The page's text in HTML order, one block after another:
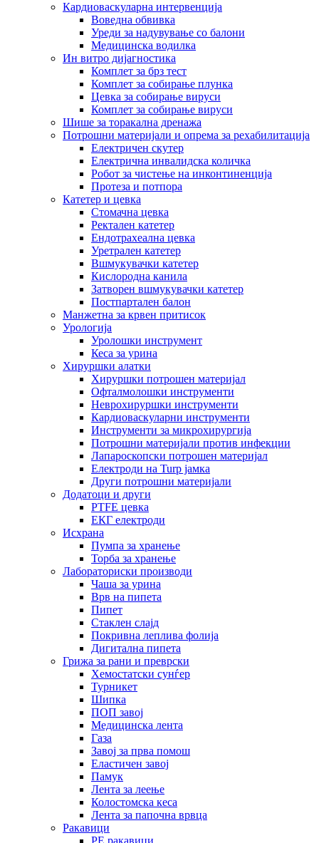
Кардиоваскуларна интервенција
Воведна обвивка
Уреди за надувување со балони
Медицинска водилка
Ин витро дијагностика
Комплет за брз тест
Комплет за собирање плунка
Цевка за собирање вируси
Комплет за собирање вируси
Шише за торакална дренажа
Потрошни материјали и опрема за рехабилитација
Електричен скутер
Електрична инвалидска количка
Робот за чистење на инконтиненција
Протеза и потпора
Катетер и цевка
Стомачна цевка
Ректален катетер
Ендотрахеална цевка
Уретрален катетер
Вшмукувачки катетер
Кислородна канила
Затворен вшмукувачки катетер
Постпартален балон
Манжетна за крвен притисок
Урологија
Уролошки инструмент
Кеса за урина
Хируршки алатки
Хируршки потрошен материјал
Офталмолошки инструменти
Неврохируршки инструменти
Кардиоваскуларни инструменти
Инструменти за микрохирургија
Потрошни материјали против инфекции
Лапароскопски потрошен материјал
Електроди на Turp јамка
Други потрошни материјали
Додатоци и други
PTFE цевка
ЕКГ електроди
Исхрана
Пумпа за хранење
Торба за хранење
Лабораториски производи
Чаша за урина
Врв на пипета
Пипет
Стаклен слајд
Покривна леплива фолија
Дигитална пипета
Грижа за рани и преврски
Хемостатски сунѓер
Турникет
Шипка
ПОП завој
Медицинска лента
Газа
Завој за прва помош
Еластичен завој
Памук
Лента за леење
Колостомска кеса
Лента за папочна врвца
Ракавици
PE ракавици